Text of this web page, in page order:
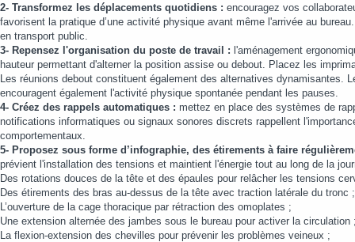
2- Transformez les déplacements quotidiens : encouragez vos
favorisent la pratique d’une activité physique avant même l'arrivée au
en transport public.
3- Repensez l'organisation du poste de travail : l'aménagement
hauteur permettant d'alterner la position assise ou debout. Placez les
Les réunions debout constituent également des alternatives
encouragent également l'activité physique spontanée pendant les pauses.
4- Créez des rappels automatiques : mettez en place des systèmes de
notifications informatiques ou signaux sonores discrets rappellent
comportementaux.
5- Proposez sous forme d’infographie, des étirements à faire
prévient l'installation des tensions et maintient l'énergie tout au long de la
Des rotations douces de la tête et des épaules pour relâcher les tensions
Des étirements des bras au-dessus de la tête avec traction latérale du tronc ;
L’ouverture de la cage thoracique par rétraction des omoplates ;
Une extension alternée des jambes sous le bureau pour activer la circulation
La flexion-extension des chevilles pour prévenir les problèmes veineux ;